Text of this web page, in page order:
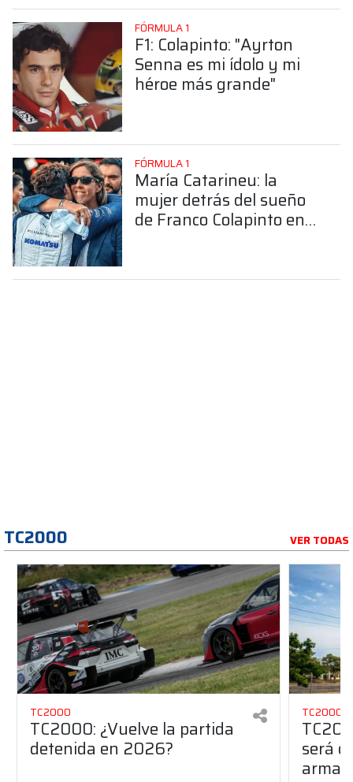
FÓRMULA 1
F1: Colapinto: "Ayrton
Senna es mi ídolo y mi
héroe más grande"
FÓRMULA 1
María Catarineu: la
mujer detrás del sueño
de Franco Colapinto en
TC2000 VER TODAS
TC2000
TC2000: ¿Vuelve la partida
detenida en 2026?
TC2000
será